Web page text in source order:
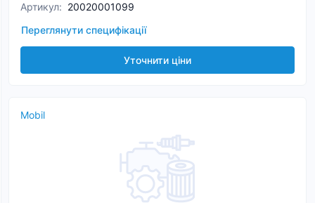
Артикул: 20020001099
Переглянути специфікації
Уточнити ціни
Mobil